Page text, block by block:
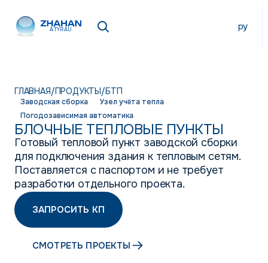
ATYRAU ру
ГЛАВНАЯ/ПРОДУКТЫ/БТП
Заводская сборка
Узел учёта тепла
Погодозависимая автоматика
БЛОЧНЫЕ ТЕПЛОВЫЕ ПУНКТЫ
Готовый тепловой пункт заводской сборки
для подключения здания к тепловым сетям.
Поставляется с паспортом и не требует
разработки отдельного проекта.
ЗАПРОСИТЬ КП
СМОТРЕТЬ ПРОЕКТЫ